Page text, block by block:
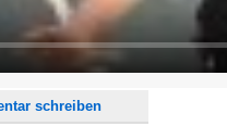
schreiben
Antworten erscheinen.
Seite weitere Kommentare erscheinen.